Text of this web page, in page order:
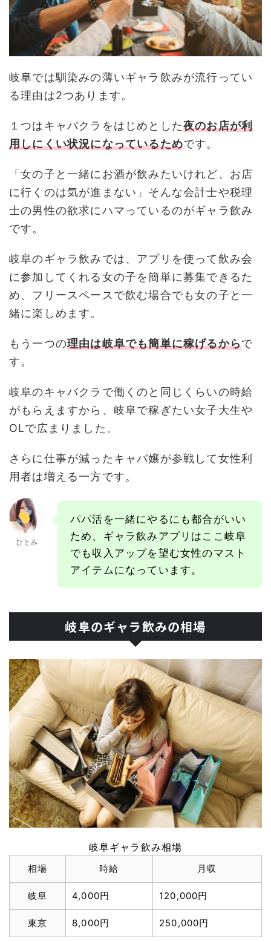
岐阜では馴染みの薄いギャラ飲みが流行ってい
る理由は2つあります。
１つはキャバクラをはじめとした夜のお店が利
用しにくい状況になっているためです。
「女の子と一緒にお酒が飲みたいけれど、お店
に行くのは気が進まない」そんな会計士や税理
士の男性の欲求にハマっているのがギャラ飲み
です。
岐阜のギャラ飲みでは、アプリを使って飲み会
に参加してくれる女の子を簡単に募集できるた
め、フリースペースで飲む場合でも女の子と一
緒に楽しめます。
もう一つの理由は岐阜でも簡単に稼げるからで
す。
岐阜のキャバクラで働くのと同じくらいの時給
がもらえますから、岐阜で稼ぎたい女子大生や
OLで広まりました。
さらに仕事が減ったキャバ嬢が参戦して女性利
用者は増える一方です。
ひとみ
パパ活を一緒にやるにも都合がいい
ため、ギャラ飲みアプリはここ岐阜
でも収入アップを望む女性のマスト
アイテムになっています。
岐阜のギャラ飲みの相場
岐阜ギャラ飲み相場
相場 時給 月収
岐阜 4,000円 120,000円
東京 8,000円 250,000円